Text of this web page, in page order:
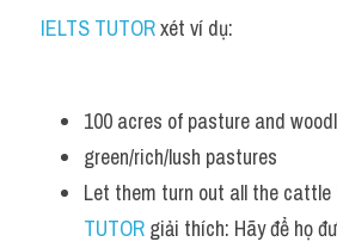
IELTS Advice
Đề thi thật Task 2
Listening
IELTS TUTOR xét ví dụ:
100 acres of pasture and
green/rich/lush pastures
Let them turn out all the
TUTOR giải thích: Hãy để họ